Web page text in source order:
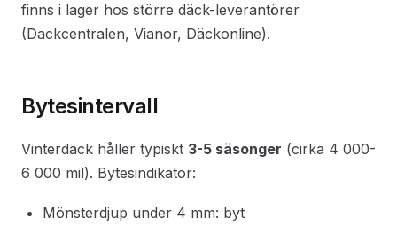
finns i lager hos större däck-leverantörer
(Dackcentralen, Vianor, Däckonline).
Bytesintervall
Vinterdäck håller typiskt 3-5 säsonger (cirka 4 000-
6 000 mil). Bytesindikator:
Mönsterdjup under 4 mm: byt